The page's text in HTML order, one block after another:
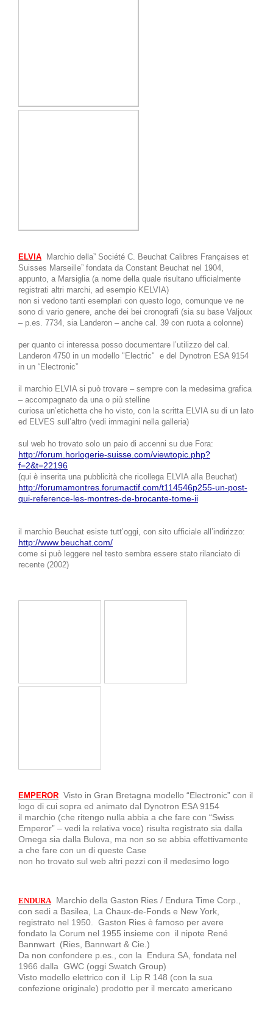
ELVIA Marchio della” Société C. Beuchat Calibres Françaises et
Suisses Marseille” fondata da Constant Beuchat nel 1904,
appunto, a Marsiglia (a nome della quale risultano ufficialmente
registrati altri marchi, ad esempio KELVIA)
non si vedono tanti esemplari con questo logo, comunque ve ne
sono di vario genere, anche dei bei cronografi (sia su base Valjoux
– p.es. 7734, sia Landeron – anche cal. 39 con ruota a colonne)
per quanto ci interessa posso documentare l’utilizzo del cal.
Landeron 4750 in un modello "Electric" e del Dynotron ESA 9154
in un “Electronic”
il marchio ELVIA si può trovare – sempre con la medesima grafica
– accompagnato da una o più stelline
curiosa un’etichetta che ho visto, con la scritta ELVIA su di un lato
ed ELVES sull’altro (vedi immagini nella galleria)
sul web ho trovato solo un paio di accenni su due Fora:
http://forum.horlogerie-suisse.com/viewtopic.php?
f=2&t=22196
(qui è inserita una pubblicità che ricollega ELVIA alla Beuchat)
http://forumamontres.forumactif.com/t114546p255-un-post-
qui-reference-les-montres-de-brocante-tome-ii
il marchio Beuchat esiste tutt’oggi, con sito ufficiale all’indirizzo:
http://www.beuchat.com/
come si può leggere nel testo sembra essere stato rilanciato di
recente (2002)
EMPEROR Visto in Gran Bretagna modello “Electronic” con il
logo di cui sopra ed animato dal Dynotron ESA 9154
il marchio (che ritengo nulla abbia a che fare con “Swiss
Emperor” – vedi la relativa voce) risulta registrato sia dalla
Omega sia dalla Bulova, ma non so se abbia effettivamente
a che fare con un di queste Case
non ho trovato sul web altri pezzi con il medesimo logo
ENDURA Marchio della Gaston Ries / Endura Time Corp.,
con sedi a Basilea, La Chaux-de-Fonds e New York,
registrato nel 1950. Gaston Ries è famoso per avere
fondato la Corum nel 1955 insieme con il nipote René
Bannwart (Ries, Bannwart & Cie.)
Da non confondere p.es., con la Endura SA, fondata nel
1966 dalla GWC (oggi Swatch Group)
Visto modello elettrico con il Lip R 148 (con la sua
confezione originale) prodotto per il mercato americano